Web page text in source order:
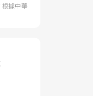
據中華